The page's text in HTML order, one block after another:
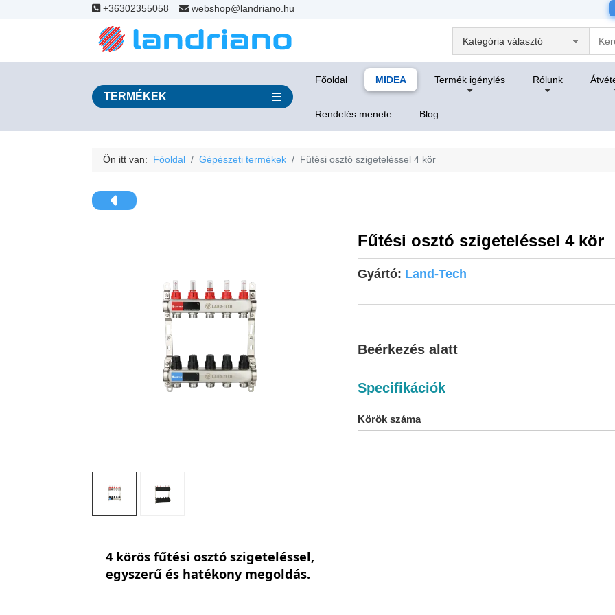
+36302355058 webshop@landriano.hu
TERMÉKEK
Főoldal MIDEA Termék igénylés Rólunk
Rendelés menete Blog
Ön itt van: Főoldal Gépészeti termékek Fűtési osztó szigeteléssel 4 kör
Fűtési osztó szigeteléssel 4 kör
Gyártó: Land-Tech
Beérkezés alatt
Specifikációk
Körök száma
4 körös fűtési osztó szigeteléssel,
egyszerű és hatékony megoldás.